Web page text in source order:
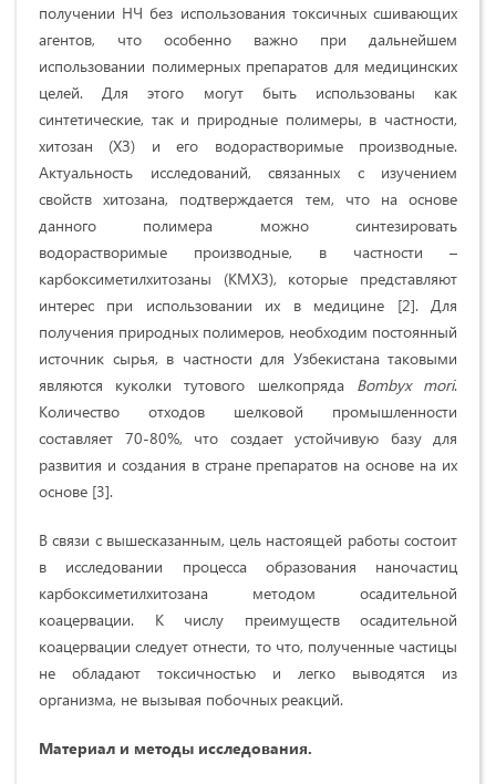
получении НЧ без использования токсичных сшивающих
агентов, что особенно важно при дальнейшем
использовании полимерных препаратов для медицинских
целей. Для этого могут быть использованы как
синтетические, так и природные полимеры, в частности,
хитозан (ХЗ) и его водорастворимые производные.
Актуальность исследований, связанных с изучением
свойств хитозана, подтверждается тем, что на основе
данного полимера можно синтезировать
водорастворимые производные, в частности –
карбоксиметилхитозаны (КМХЗ), которые представляют
интерес при использовании их в медицине [2]. Для
получения природных полимеров, необходим постоянный
источник сырья, в частности для Узбекистана таковыми
являются куколки тутового шелкопряда Bombyx mori.
Количество отходов шелковой промышленности
составляет 70-80%, что создает устойчивую базу для
развития и создания в стране препаратов на основе на их
основе [3].
В связи с вышесказанным, цель настоящей работы состоит
в исследовании процесса образования наночастиц
карбоксиметилхитозана методом осадительной
коацервации. К числу преимуществ осадительной
коацервации следует отнести, то что, полученные частицы
не обладают токсичностью и легко выводятся из
организма, не вызывая побочных реакций.
Материал и методы исследования.